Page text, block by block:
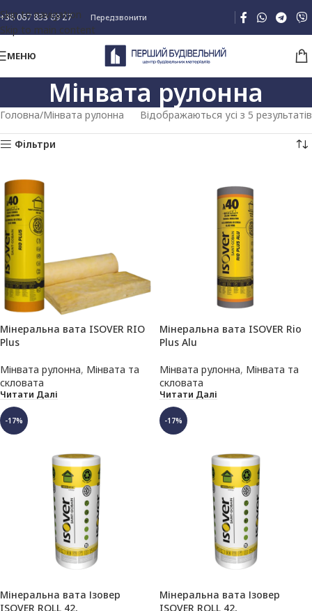
Skip to navigation
Skip to main content
+38 067 833 69 27 Передзвонити
МЕНЮ
Мінвата рулонна
Головна Мінвата рулонна Відображаються усі з 5 результатів
Фільтри
Мінеральна вата ISOVER RIO
Plus
Мінвата рулонна, Мінвата та
скловата
Читати Далі
Мінеральна вата ISOVER Rio
Plus Alu
Мінвата рулонна, Мінвата та
скловата
Читати Далі
-17%
Мінеральна вата Ізовер
ISOVER ROLL 42,
-17%
Мінеральна вата Ізовер
ISOVER ROLL 42,